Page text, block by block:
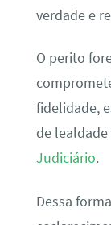
verdade e
O perito
fidelidade,
de
Judiciário.
Dessa